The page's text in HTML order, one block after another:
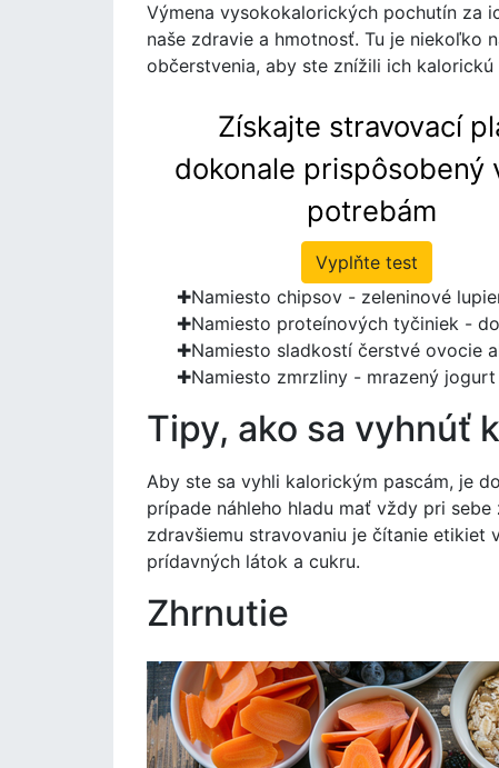
Výmena vysokokalorických pochutín za
naše zdravie a hmotnosť. Tu je niekoľko
občerstvenia, aby ste znížili ich
Získajte stravovací
dokonale prispôsobený
potrebám
Vyplňte test
Namiesto chipsov - zeleninové
Namiesto proteínových tyčiniek -
Namiesto sladkostí čerstvé ovocie
Namiesto zmrzliny - mrazený
Tipy, ako sa vyhnúť
Aby ste sa vyhli kalorickým pascám, je
prípade náhleho hladu mať vždy pri
zdravšiemu stravovaniu je čítanie etikiet
prídavných látok a cukru.
Zhrnutie